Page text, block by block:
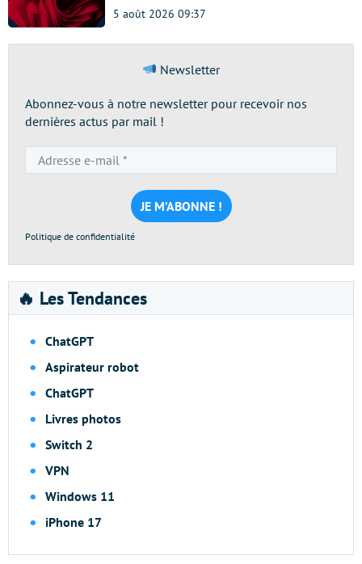
5 août 2026 09:37
Newsletter
Abonnez-vous à notre newsletter pour recevoir nos
dernières actus par mail !
e-
mail
*
Politique de confidentialité
🔥 Les Tendances
ChatGPT
Aspirateur robot
ChatGPT
Livres photos
Switch 2
VPN
Windows 11
iPhone 17